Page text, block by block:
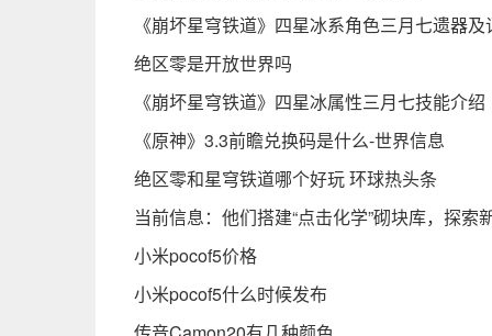
《崩坏星穹铁道》四星冰系角色三月七遗器
绝区零是开放世界吗
《崩坏星穹铁道》四星冰属性三月七技能介绍
《原神》3.3前瞻兑换码是什么-世界信息
绝区零和星穹铁道哪个好玩 环球热头条
当前信息：他们搭建“点击化学”砌块库，探索
小米pocof5价格
小米pocof5什么时候发布